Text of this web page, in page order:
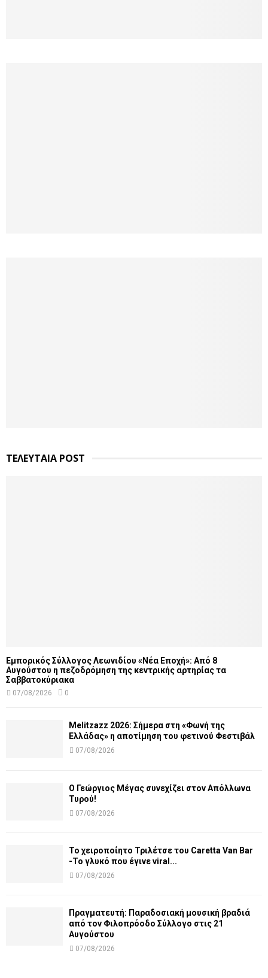
ΤΕΛΕΥΤΑΙΑ POST
Εμπορικός Σύλλογος Λεωνιδίου «Νέα Εποχή»: Από 8
Αυγούστου η πεζοδρόμηση της κεντρικής αρτηρίας τα
Σαββατοκύριακα
07/08/2026 0
Melitzazz 2026: Σήμερα στη «Φωνή της
Ελλάδας» η αποτίμηση του φετινού Φεστιβάλ
07/08/2026
Ο Γεώργιος Μέγας συνεχίζει στον Απόλλωνα
Τυρού!
07/08/2026
Το χειροποίητο Τριλέτσε του Caretta Van Bar
-Το γλυκό που έγινε viral...
07/08/2026
Πραγματευτή: Παραδοσιακή μουσική βραδιά
από τον Φιλοπρόοδο Σύλλογο στις 21
Αυγούστου
07/08/2026